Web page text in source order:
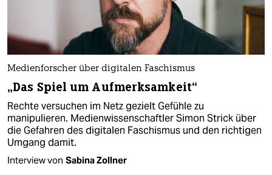
Medienforscher über digitalen Faschismus
„Das Spiel um Aufmerksamkeit“
Rechte versuchen im Netz gezielt Gefühle zu
manipulieren. Medienwissenschaftler Simon Strick über
die Gefahren des digitalen Faschismus und den richtigen
Umgang damit.
Interview von Sabina Zollner